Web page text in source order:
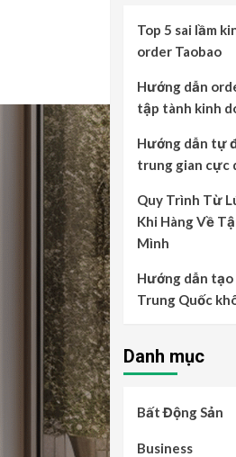
Top 5 sai lầm
order Taobao
Hướng dẫn
tập tành kinh
Hướng dẫn tự
trung gian cực
Quy Trình Từ
Khi Hàng Về
Mình
Hướng dẫn
Trung Quốc
Danh mục
Bất Động Sản
Business